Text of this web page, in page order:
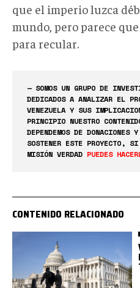
que el imperio luzca
mundo, pero parece
para recular.
— SOMOS UN GRUPO DE
DEDICADOS A ANALIZAR EL
VENEZUELA Y SUS
PRINCIPIO NUESTRO
DEPENDEMOS DE DONACIONES
SOSTENER ESTE PROYECTO,
MISIÓN VERDAD PUEDES
CONTENIDO RELACIONADO